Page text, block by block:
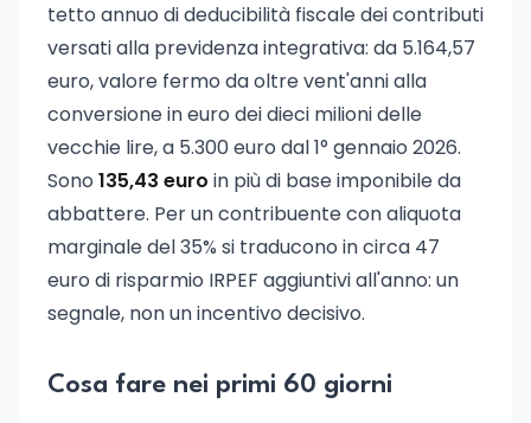
tetto annuo di deducibilità fiscale dei contributi
versati alla previdenza integrativa: da 5.164,57
euro, valore fermo da oltre vent'anni alla
conversione in euro dei dieci milioni delle
vecchie lire, a 5.300 euro dal 1° gennaio 2026.
Sono 135,43 euro in più di base imponibile da
abbattere. Per un contribuente con aliquota
marginale del 35% si traducono in circa 47
euro di risparmio IRPEF aggiuntivi all'anno: un
segnale, non un incentivo decisivo.
Cosa fare nei primi 60 giorni